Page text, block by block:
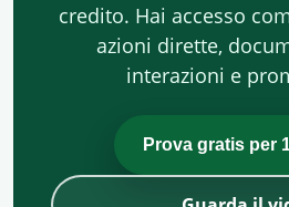
credito. Hai accesso
azioni dirette,
interazioni e
Prova gratis per